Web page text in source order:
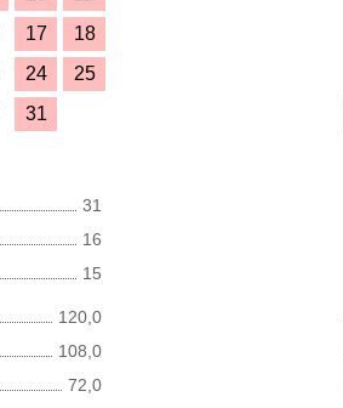
17
18
24
25
31
31
16
15
120,0
108,0
72,0